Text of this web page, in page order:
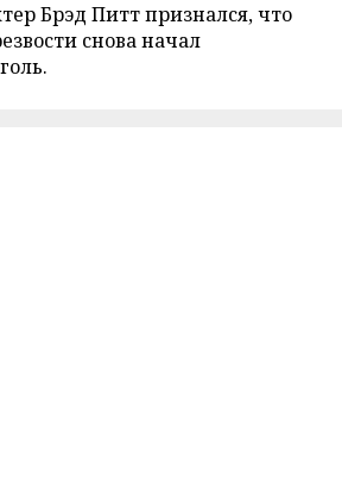
Брэд Питт признался, что
снова начал